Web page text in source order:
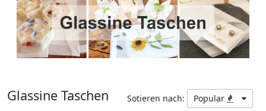
Glassine Taschen Sotieren nach: Popular